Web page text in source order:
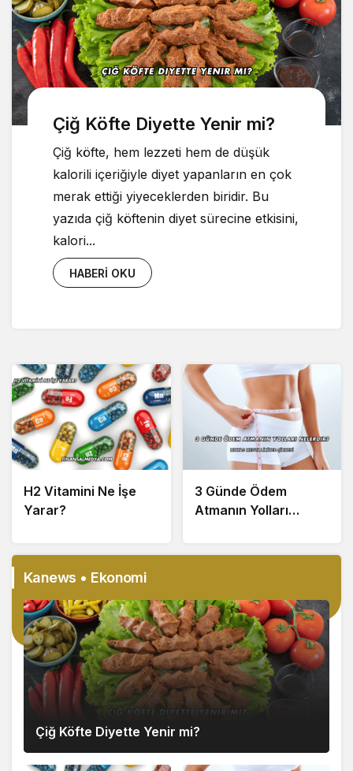
Çiğ Köfte Diyette Yenir mi?
Çiğ köfte, hem lezzeti hem de düşük
kalorili içeriğiyle diyet yapanların en çok
merak ettiği yiyeceklerden biridir. Bu
yazıda çiğ köftenin diyet sürecine etkisini,
kalori...
HABERI OKU
H2 Vitamini Ne İşe
Yarar?
3 Günde Ödem
Atmanın Yolları
Kanews • Ekonomi
Çiğ Köfte Diyette Yenir mi?